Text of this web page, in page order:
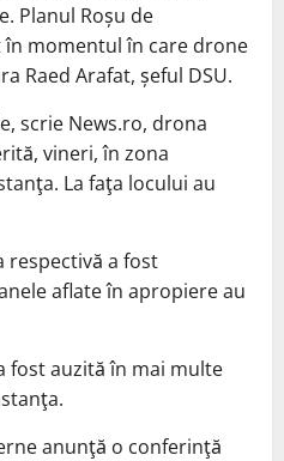
Planul Roșu de
momentul în care drone
Raed Arafat, șeful DSU.
scrie News.ro, drona
vineri, în zona
La faţa locului au
respectivă a fost
aflate în apropiere au
fost auzită în mai multe
anunţă o conferinţă